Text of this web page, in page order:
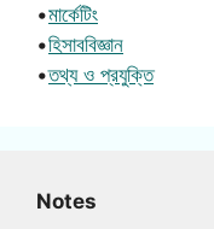
•মার্কেটিং
•হিসাববিজ্ঞান
•তথ্য ও প্রযুক্তি
Notes